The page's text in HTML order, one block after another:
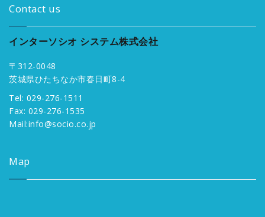
Contact us
インターソシオ システム株式会社
〒312-0048
茨城県ひたちなか市春日町8-4
Tel: 029-276-1511
Fax: 029-276-1535
Mail:info@socio.co.jp
Map